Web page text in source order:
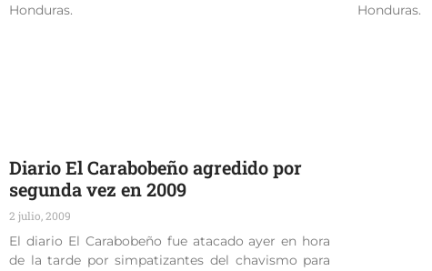
Honduras.
Honduras.
Diario El Carabobeño agredido por
segunda vez en 2009
2 julio, 2009
El diario El Carabobeño fue atacado ayer en hora
de la tarde por simpatizantes del chavismo para